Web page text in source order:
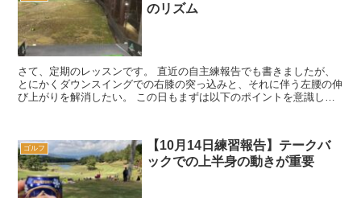
のリズム
さて、定期のレッスンです。 直近の自主練報告でも書きましたが、
とにかくダウンスイングでの右膝の突っ込みと、それに伴う左腰の伸
び上がりを解消したい。 この日もまずは以下のポイントを意識して
ゴルフ
【10月14日練習報告】テークバ
ックでの上半身の動きが重要